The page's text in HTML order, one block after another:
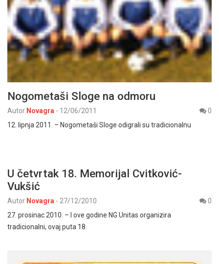
Nogometaši Sloge na odmoru
Autor Novagra - 12/06/2011
0
12. lipnja 2011. – Nogometaši Sloge odigrali su tradicionalnu
U četvrtak 18. Memorijal Cvitković-
Vukšić
Autor Novagra - 27/12/2010
0
27. prosinac 2010. – I ove godine NG Unitas organizira
tradicionalni, ovaj puta 18.